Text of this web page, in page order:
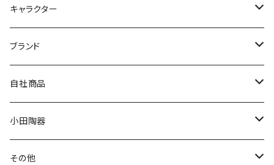
九谷焼
マグ＆カップ
プレート
ボウル
ガラスウェア
キャラクター
ムーミン
80th記念アイテム
リトルミイの日記念アイテム
MOOMIN ANIMATION
スヌーピー
ピーターラビット
ブランド
LA AMYS(エミーズ)
LISA LARSON(リサラーソン)
LAURA ASHLEY(ローラ アシュレイ)
自社商品
ねこ企画
Cecera(セセラ)
小田陶器
さざなみ
その他